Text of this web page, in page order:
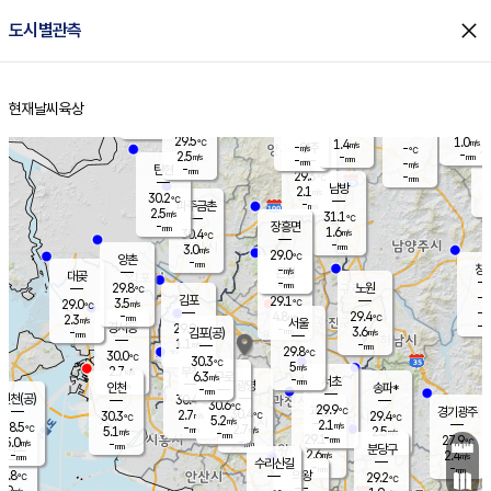
도시별관측 close
홈
현재날씨 육상
의도
℃
양주
29.3℃
2.1
-mm
과천
29.1℃
2.6m/s
- mm
경기광주
27.9℃
2.4m/s
-mm
경서동
30.0℃
2.7 m/s
-mm
파주금촌
30.4℃
3.0m/s
-mm
-℃
-m/s
-mm
대곶
29.0℃
2.3m/s
-mm
창
-
-m/
-
탄현
30.2℃
2.5m/s
-mm
1.0m/s
-mm
의왕
김포
29.9℃
1.1 m/s
mm
광명
30.4 ℃
2.7 m/s
-mm
부천
30.4℃
2.7m/s
-mm
양촌
29.8℃
3.5m/s
-mm
구로
30.6℃
5.2m/s
-mm
은평
29.1℃
4.8 m/s
- mm
노원
29.4℃
3.6m/s
-mm
송파*
29.4℃
2.5m/s
-mm
서초
29.9℃
2.1 m/s
-mm
남방
31.1℃
1.6m/s
-mm
수리산길
분당구
29.2℃
장흥면
29.0℃
-m/s
-mm
-m/s
-mm
인천(공)
28.5℃
5.0m/s
-mm
김포(공)
30.3℃
6.3m/s
-mm
인천
30.3℃
5.1 m/s
-mm
서울
29.8℃
5m/s
-mm
29.5℃
2.5m/s
-mm
1.4m/s
-mm